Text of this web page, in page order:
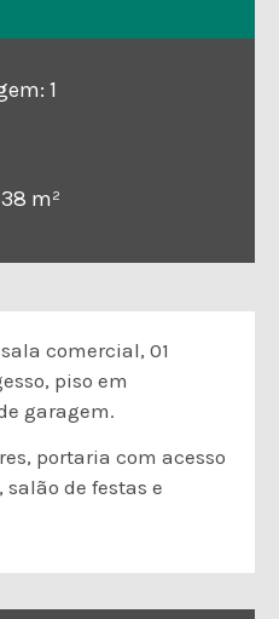
1
m²
comercial, 01
piso em
garagem.
portaria com acesso
de festas e